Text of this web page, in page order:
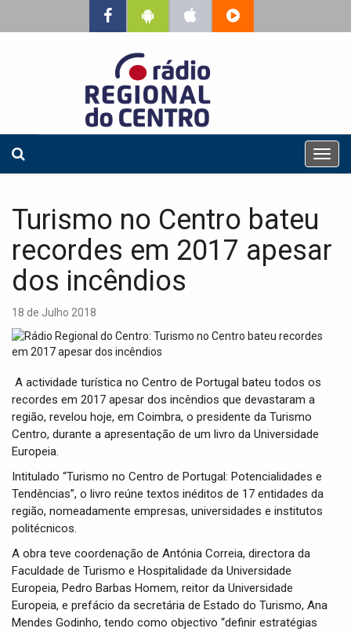
T
o
a
Turismo no Centro bateu
recordes em 2017 apesar
dos incêndios
18 de Julho 2018
A actividade turística no Centro de Portugal bateu todos os
recordes em 2017 apesar dos incêndios que devastaram a
região, revelou hoje, em Coimbra, o presidente da Turismo
Centro, durante a apresentação de um livro da Universidade
Europeia.
Intitulado “Turismo no Centro de Portugal: Potencialidades e
Tendências”, o livro reúne textos inéditos de 17 entidades da
região, nomeadamente empresas, universidades e institutos
politécnicos.
A obra teve coordenação de Antónia Correia, directora da
Faculdade de Turismo e Hospitalidade da Universidade
Europeia, Pedro Barbas Homem, reitor da Universidade
Europeia, e prefácio da secretária de Estado do Turismo, Ana
Mendes Godinho, tendo como objectivo “definir estratégias